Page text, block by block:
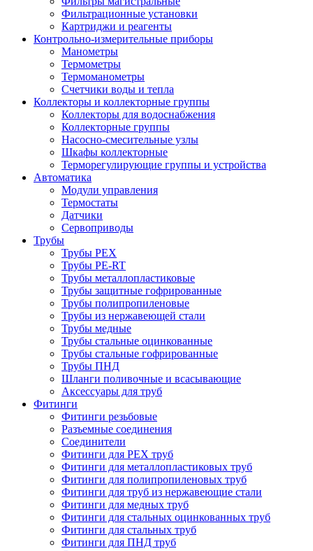
Фильтрационные установки
Картриджи и реагенты
Контрольно-измерительные приборы
Манометры
Термометры
Термоманометры
Счетчики воды и тепла
Коллекторы и коллекторные группы
Коллекторы для водоснабжения
Коллекторные группы
Насосно-смесительные узлы
Шкафы коллекторные
Терморегулирующие группы и устройства
Автоматика
Модули управления
Термостаты
Датчики
Сервоприводы
Трубы
Трубы PEX
Трубы PE-RT
Трубы металлопластиковые
Трубы защитные гофрированные
Трубы полипропиленовые
Трубы из нержавеющей стали
Трубы медные
Трубы стальные оцинкованные
Трубы стальные гофрированные
Трубы ПНД
Шланги поливочные и всасывающие
Аксессуары для труб
Фитинги
Фитинги резьбовые
Разъемные соединения
Соединители
Фитинги для PEX труб
Фитинги для металлопластиковых труб
Фитинги для полипропиленовых труб
Фитинги для труб из нержавеющие стали
Фитинги для медных труб
Фитинги для стальных оцинкованных труб
Фитинги для стальных труб
Фитинги для ПНД труб